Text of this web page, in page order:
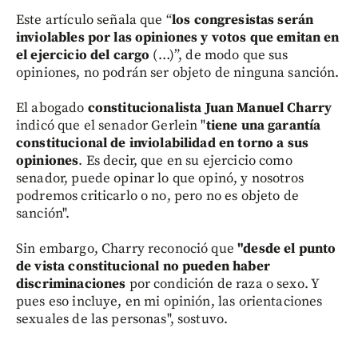
Este artículo señala que “los congresistas serán
inviolables por las opiniones y votos que emitan en
el ejercicio del cargo (…)”, de modo que sus
opiniones, no podrán ser objeto de ninguna sanción.
El abogado constitucionalista Juan Manuel Charry
indicó que el senador Gerlein "tiene una garantía
constitucional de inviolabilidad en torno a sus
opiniones. Es decir, que en su ejercicio como
senador, puede opinar lo que opinó, y nosotros
podremos criticarlo o no, pero no es objeto de
sanción".
Sin embargo, Charry reconoció que"desde el punto
de vista constitucional no pueden haber
discriminaciones por condición de raza o sexo. Y
pues eso incluye, en mi opinión, las orientaciones
sexuales de las personas", sostuvo.